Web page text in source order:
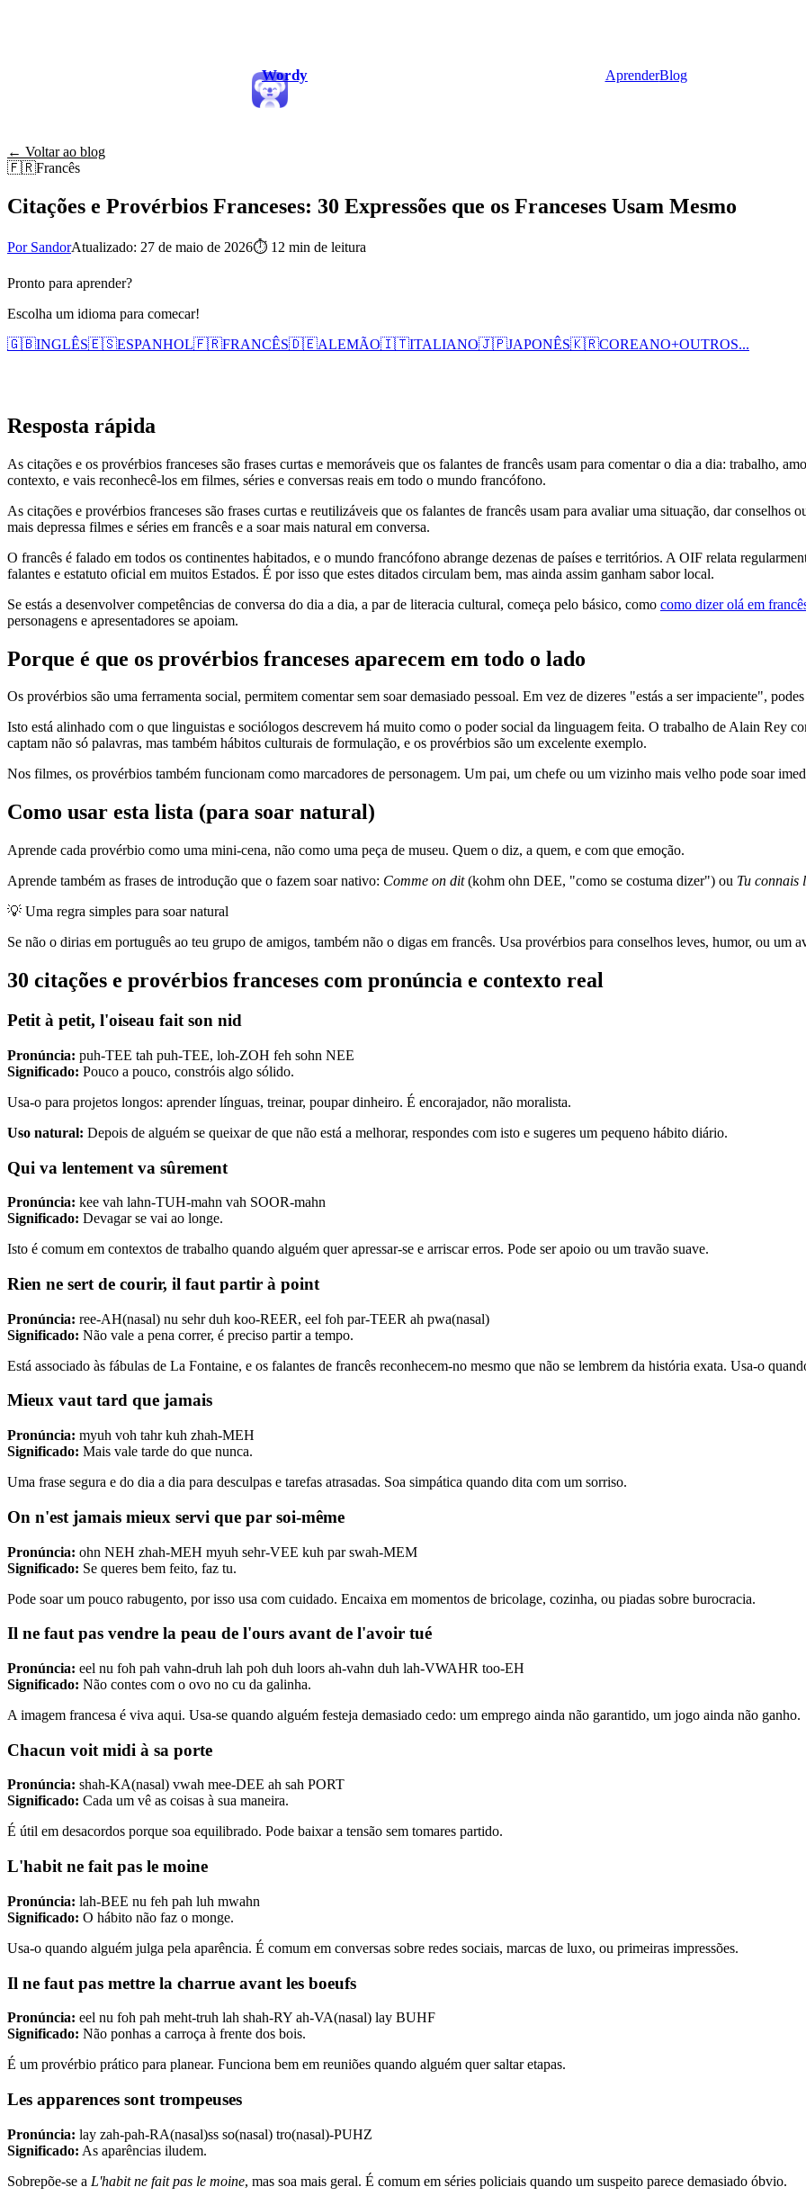
Wordy AprenderBlog
← Voltar ao blog
🇫🇷Francês
Citações e Provérbios Franceses: 30 Expressões que os Franceses Usam Mesmo
Por SandorAtualizado: 27 de maio de 2026⏱ 12 min de leitura
Pronto para aprender?
Escolha um idioma para comecar!
🇬🇧INGLÊS🇪🇸ESPANHOL🇫🇷FRANCÊS🇩🇪ALEMÃO🇮🇹ITALIANO🇯🇵JAPONÊS🇰🇷COREANO+OUTROS...
Resposta rápida
As citações e os provérbios franceses são frases curtas e memoráveis que os falantes de francês usam para comentar o dia a dia: trabalho,
contexto, e vais reconhecê-los em filmes, séries e conversas reais em todo o mundo francófono.
As citações e provérbios franceses são frases curtas e reutilizáveis que os falantes de francês usam para avaliar uma situação, dar conselhos
mais depressa filmes e séries em francês e a soar mais natural em conversa.
O francês é falado em todos os continentes habitados, e o mundo francófono abrange dezenas de países e territórios. A OIF relata
falantes e estatuto oficial em muitos Estados. É por isso que estes ditados circulam bem, mas ainda assim ganham sabor local.
Se estás a desenvolver competências de conversa do dia a dia, a par de literacia cultural, começa pelo básico, como como dizer olá em
personagens e apresentadores se apoiam.
Porque é que os provérbios franceses aparecem em todo o lado
Os provérbios são uma ferramenta social, permitem comentar sem soar demasiado pessoal. Em vez de dizeres "estás a ser impaciente",
Isto está alinhado com o que linguistas e sociólogos descrevem há muito como o poder social da linguagem feita. O trabalho de Alain Rey
captam não só palavras, mas também hábitos culturais de formulação, e os provérbios são um excelente exemplo.
Nos filmes, os provérbios também funcionam como marcadores de personagem. Um pai, um chefe ou um vizinho mais velho pode soar
Como usar esta lista (para soar natural)
Aprende cada provérbio como uma mini-cena, não como uma peça de museu. Quem o diz, a quem, e com que emoção.
Aprende também as frases de introdução que o fazem soar nativo: Comme on dit(kohm ohn DEE, "como se costuma dizer") ou Tu connais
💡 Uma regra simples para soar natural
Se não o dirias em português ao teu grupo de amigos, também não o digas em francês. Usa provérbios para conselhos leves, humor, ou um
30 citações e provérbios franceses com pronúncia e contexto real
Petit à petit, l'oiseau fait son nid
Pronúncia: puh-TEE tah puh-TEE, loh-ZOH feh sohn NEE
Significado: Pouco a pouco, constróis algo sólido.
Usa-o para projetos longos: aprender línguas, treinar, poupar dinheiro. É encorajador, não moralista.
Uso natural: Depois de alguém se queixar de que não está a melhorar, respondes com isto e sugeres um pequeno hábito diário.
Qui va lentement va sûrement
Pronúncia: kee vah lahn-TUH-mahn vah SOOR-mahn
Significado: Devagar se vai ao longe.
Isto é comum em contextos de trabalho quando alguém quer apressar-se e arriscar erros. Pode ser apoio ou um travão suave.
Rien ne sert de courir, il faut partir à point
Pronúncia: ree-AH(nasal) nu sehr duh koo-REER, eel foh par-TEER ah pwa(nasal)
Significado: Não vale a pena correr, é preciso partir a tempo.
Está associado às fábulas de La Fontaine, e os falantes de francês reconhecem-no mesmo que não se lembrem da história exata. Usa-o
Mieux vaut tard que jamais
Pronúncia: myuh voh tahr kuh zhah-MEH
Significado: Mais vale tarde do que nunca.
Uma frase segura e do dia a dia para desculpas e tarefas atrasadas. Soa simpática quando dita com um sorriso.
On n'est jamais mieux servi que par soi-même
Pronúncia: ohn NEH zhah-MEH myuh sehr-VEE kuh par swah-MEM
Significado: Se queres bem feito, faz tu.
Pode soar um pouco rabugento, por isso usa com cuidado. Encaixa em momentos de bricolage, cozinha, ou piadas sobre burocracia.
Il ne faut pas vendre la peau de l'ours avant de l'avoir tué
Pronúncia: eel nu foh pah vahn-druh lah poh duh loors ah-vahn duh lah-VWAHR too-EH
Significado: Não contes com o ovo no cu da galinha.
A imagem francesa é viva aqui. Usa-se quando alguém festeja demasiado cedo: um emprego ainda não garantido, um jogo ainda não ganho.
Chacun voit midi à sa porte
Pronúncia: shah-KA(nasal) vwah mee-DEE ah sah PORT
Significado: Cada um vê as coisas à sua maneira.
É útil em desacordos porque soa equilibrado. Pode baixar a tensão sem tomares partido.
L'habit ne fait pas le moine
Pronúncia: lah-BEE nu feh pah luh mwahn
Significado: O hábito não faz o monge.
Usa-o quando alguém julga pela aparência. É comum em conversas sobre redes sociais, marcas de luxo, ou primeiras impressões.
Il ne faut pas mettre la charrue avant les boeufs
Pronúncia: eel nu foh pah meht-truh lah shah-RY ah-VA(nasal) lay BUHF
Significado: Não ponhas a carroça à frente dos bois.
É um provérbio prático para planear. Funciona bem em reuniões quando alguém quer saltar etapas.
Les apparences sont trompeuses
Pronúncia: lay zah-pah-RA(nasal)ss so(nasal) tro(nasal)-PUHZ
Significado: As aparências iludem.
Sobrepõe-se a L'habit ne fait pas le moine, mas soa mais geral. É comum em séries policiais quando um suspeito parece demasiado óbvio.